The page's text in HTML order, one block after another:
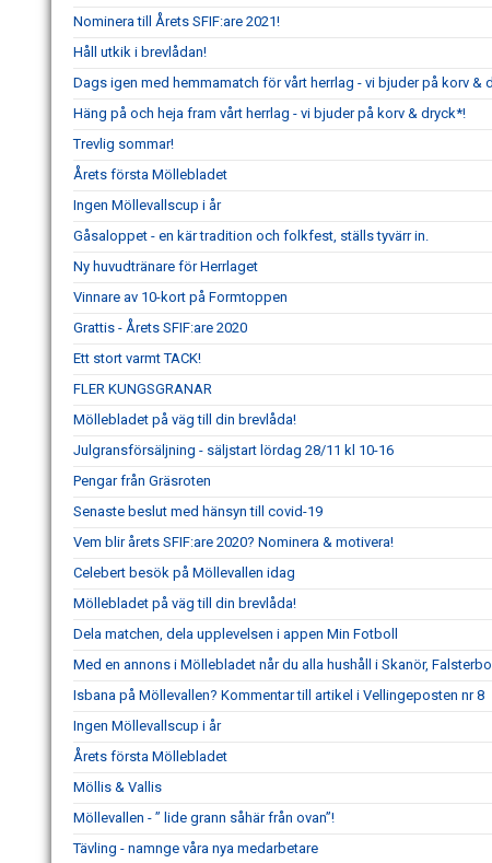
Nominera till Årets SFIF:are 2021!
Håll utkik i brevlådan!
Dags igen med hemmamatch för vårt herrlag - vi bjuder på korv &
Häng på och heja fram vårt herrlag - vi bjuder på korv & dryck*!
Trevlig sommar!
Årets första Möllebladet
Ingen Möllevallscup i år
Gåsaloppet - en kär tradition och folkfest, ställs tyvärr in.
Ny huvudtränare för Herrlaget
Vinnare av 10-kort på Formtoppen
Grattis - Årets SFIF:are 2020
Ett stort varmt TACK!
FLER KUNGSGRANAR
Möllebladet på väg till din brevlåda!
Julgransförsäljning - säljstart lördag 28/11 kl 10-16
Pengar från Gräsroten
Senaste beslut med hänsyn till covid-19
Vem blir årets SFIF:are 2020? Nominera & motivera!
Celebert besök på Möllevallen idag
Möllebladet på väg till din brevlåda!
Dela matchen, dela upplevelsen i appen Min Fotboll
Med en annons i Möllebladet når du alla hushåll i Skanör,
Isbana på Möllevallen? Kommentar till artikel i Vellingeposten nr 8
Ingen Möllevallscup i år
Årets första Möllebladet
Möllis & Vallis
Möllevallen - ” lide grann såhär från ovan”!
Tävling - namnge våra nya medarbetare